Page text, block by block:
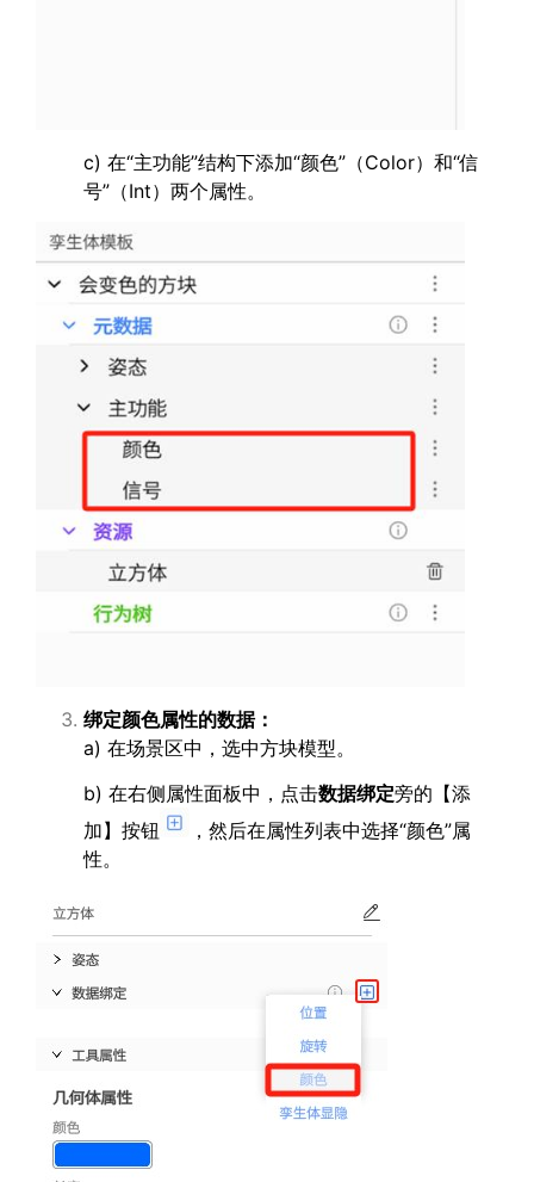
c) 在“主功能”结构下添加“颜色”（Color）和“信
号”（Int）两个属性。
绑定颜色属性的数据：
a) 在场景区中，选中方块模型。
b) 在右侧属性面板中，点击数据绑定旁的【添
加】按钮
，然后在属性列表中选择“颜色”属
性。